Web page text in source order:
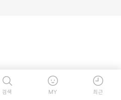
검색 MY 최근